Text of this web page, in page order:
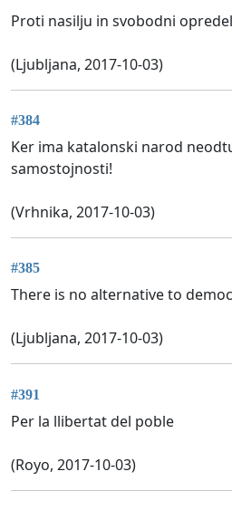
Proti nasilju in svobodni
(Ljubljana, 2017-10-03)
#384
Ker ima katalonski narod
samostojnosti!
(Vrhnika, 2017-10-03)
#385
There is no alternative to
(Ljubljana, 2017-10-03)
#391
Per la llibertat del poble
(Royo, 2017-10-03)